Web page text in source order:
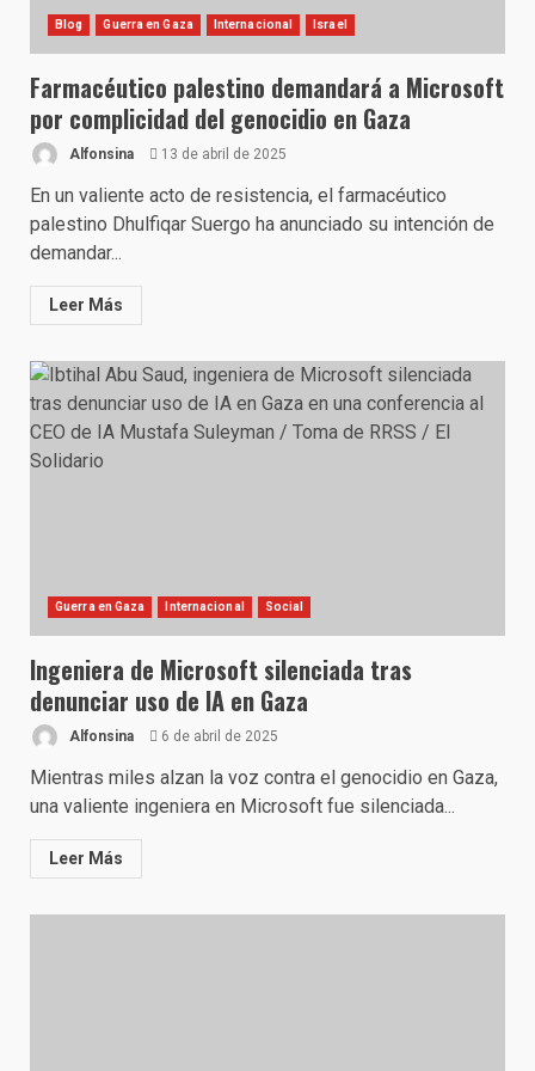
Blog Guerra en Gaza Internacional Israel
Farmacéutico palestino demandará a Microsoft
por complicidad del genocidio en Gaza
Alfonsina 13 de abril de 2025
En un valiente acto de resistencia, el farmacéutico
palestino Dhulfiqar Suergo ha anunciado su intención de
demandar...
Leer Más
Guerra en Gaza Internacional Social
Ingeniera de Microsoft silenciada tras
denunciar uso de IA en Gaza
Alfonsina 6 de abril de 2025
Mientras miles alzan la voz contra el genocidio en Gaza,
una valiente ingeniera en Microsoft fue silenciada...
Leer Más